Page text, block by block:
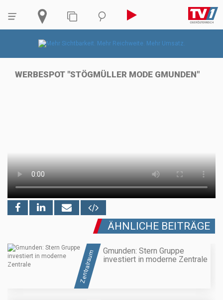
WERBESPOT "STÖGMÜLLER MODE GMUNDEN"
ÄHNLICHE BEITRÄGE
Zentralraum
Gmunden: Stern Gruppe
investiert in moderne Zentrale